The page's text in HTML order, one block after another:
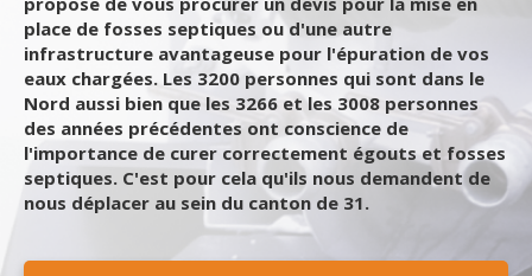
place de fosses septiques ou d'une autre
infrastructure avantageuse pour l'épuration de vos
eaux chargées. Les 3200 personnes qui sont dans le
Nord aussi bien que les 3266 et les 3008 personnes
des années précédentes ont conscience de
l'importance de curer correctement égouts et fosses
septiques. C'est pour cela qu'ils nous demandent de
nous déplacer au sein du canton de 31.